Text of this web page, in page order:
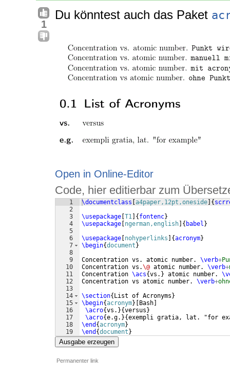
1
Du könntest auch das Paket
Open in Online-Editor
Code, hier editierbar zum
1
2
3
4
5
6
7
8
9
10
11
12
13
14
15
16
17
18
19
\documentclass a4paper,12pt,oneside {
\usepackage T1 { fontenc}
\usepackage ngerman,english { babel }
\usepackage nohyperlinks {acronym}
\begin{document }
Concentration vs. atomic number. \verb+
Concentration vs.\@ atomic number. \verb+
Concentration \acs{vs. } atomic number.
Concentration vs atomic number. \verb+
\section{ List of Acronyms }
\begin{acronym} Bash
\acro{vs. }{versus }
\acro{e.g. }{exempli gratia, lat. "for
\end {acronym}
\end {document }
Ausgabe erzeugen
Permanenter link